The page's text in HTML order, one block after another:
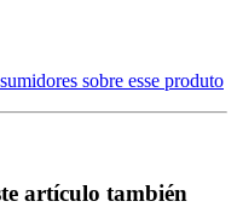
sobre esse produto
artículo también